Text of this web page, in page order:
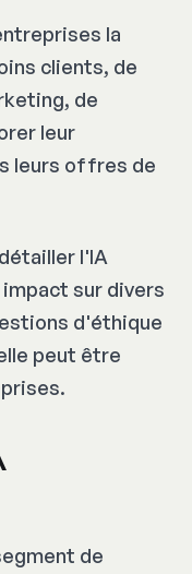
la
clients, de
de
leur
leurs offres de
l'IA
sur divers
d'éthique
peut être
de